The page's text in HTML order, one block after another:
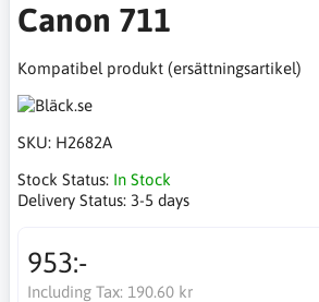
Canon 711
Kompatibel produkt (ersättningsartikel)
SKU: H2682A
Stock Status: In Stock
Delivery Status: 3-5 days
953:-
Including Tax: 190.60 kr